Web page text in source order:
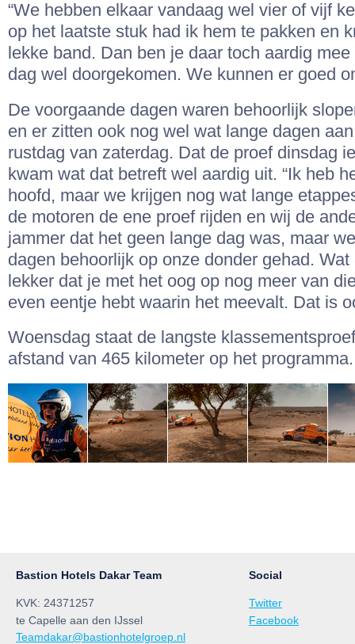
“We hebben elkaar vandaag wel vier of vijf
op het laatste stuk had ik hem te pakken en
lekke band. Dan ben je daar toch aardig
dag wel doorgekomen. We kunnen er goed
De voorgaande dagen waren behoorlijk
en er zitten ook nog wel wat lange dagen
rustdag van zaterdag. Dat de proef dinsdag
kwam wat dat betreft wel aardig uit. “Ik heb
hoofd, maar we krijgen nog wat lange
de motoren de ene proef rijden en wij de
jammer dat het geen lange dag was, maar
dagen behoorlijk op onze donder gehad.
lekker dat je met het oog op nog meer van
even eentje hebt waarin het meevalt. Dat is
Woensdag staat de langste
afstand van 465 kilometer op het programma.
Bastion Hotels Dakar Team
KVK: 24371257
te Capelle aan den IJssel
Teamdakar@bastionhotelgroep.nl
Social
Twitter
Facebook